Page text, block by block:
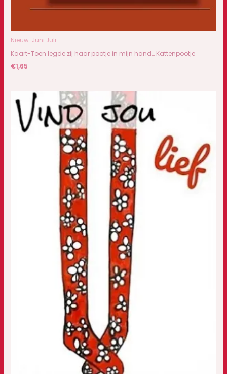
Nieuw-Juni Juli
Kaart-Toen legde zij haar pootje in mijn hand… Kattenpootje
€1,65